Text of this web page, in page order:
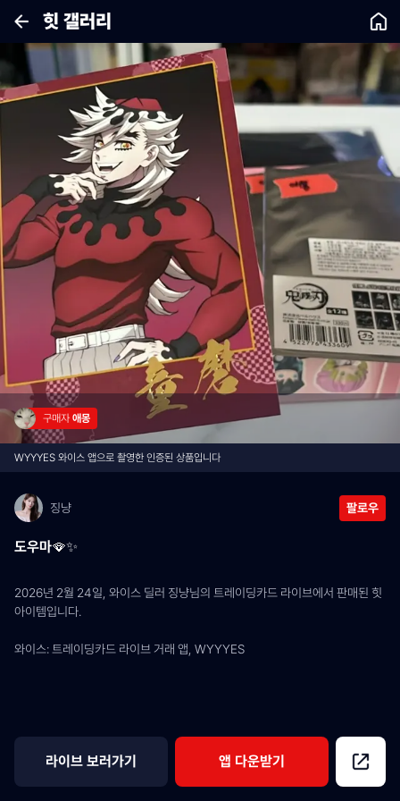
힛 갤러리
구매자 애몽
WYYYES 와이스 앱으로 촬영한 인증된 상품입니다
징냥 팔로우
도우마🪭✨
2026년 2월 24일, 와이스 딜러 징냥님의 트레이딩카드 라이브에서 판매된 힛
아이템입니다.
와이스: 트레이딩카드 라이브 거래 앱, WYYYES
라이브 보러가기 앱 다운받기